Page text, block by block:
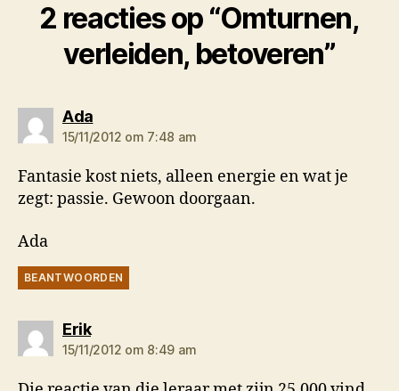
2 reacties op “Omturnen,
verleiden, betoveren”
Adazegt:
15/11/2012 om 7:48 am
Fantasie kost niets, alleen energie en wat je
zegt: passie. Gewoon doorgaan.
Ada
BEANTWOORDEN
Erikzegt:
15/11/2012 om 8:49 am